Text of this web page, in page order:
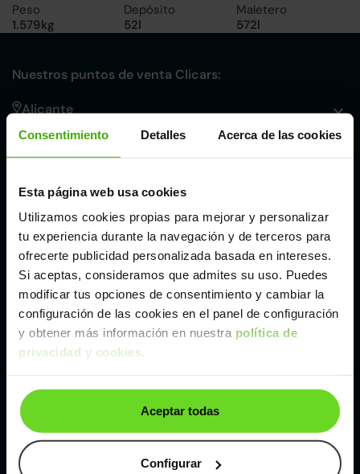
Consentimiento Detalles Acerca de las cookies
Esta página web usa cookies
Utilizamos cookies propias para mejorar y personalizar
tu experiencia durante la navegación y de terceros para
ofrecerte publicidad personalizada basada en intereses.
Si aceptas, consideramos que admites su uso. Puedes
modificar tus opciones de consentimiento y cambiar la
configuración de las cookies en el panel de configuración
y obtener más información en nuestra política de
privacidad y cookies.
Aceptar todas
Configurar
Peso
1.579kg
Depósito
52l
Maletero
572l
Nuestros puntos de venta Clicars:
Alicante
Córdoba
Málaga
Valencia
Zaragoza
Ver Renault Talisman de segunda mano y ocasión
Renault Talisman de segunda mano y ocasión